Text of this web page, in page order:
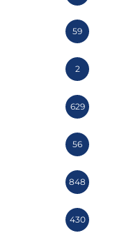
59
2
629
56
848
430